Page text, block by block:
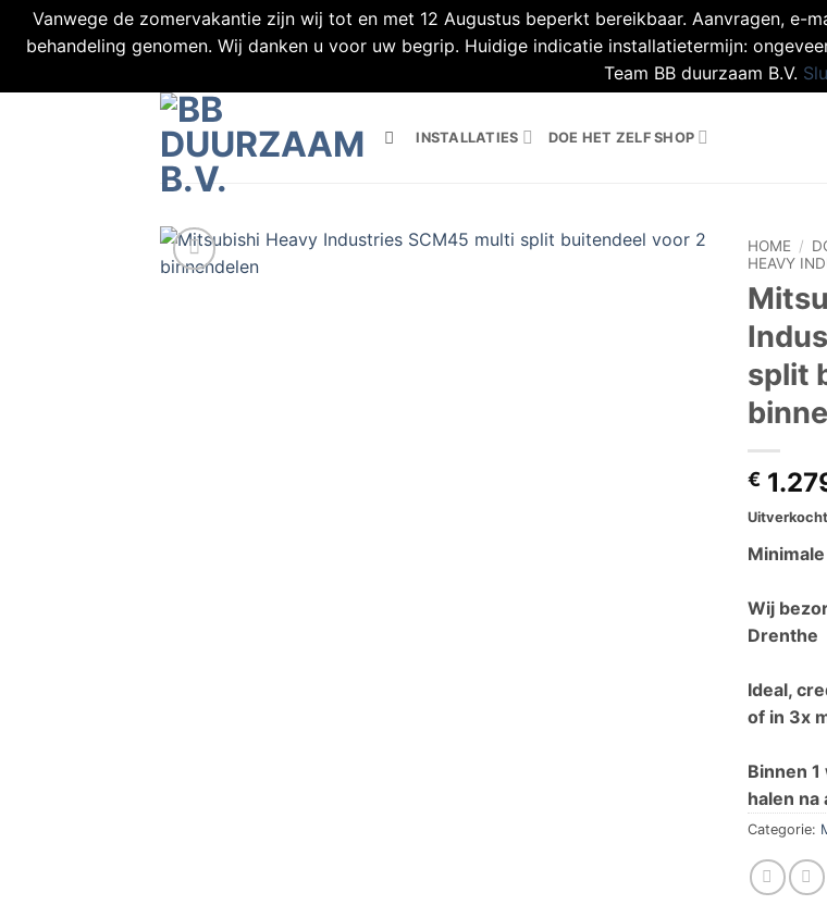
Vanwege de zomervakantie zijn wij tot en met 12 Augustus beperkt bereikbaar. Aanvragen,
behandeling genomen. Wij danken u voor uw begrip. Huidige indicatie installatietermijn:
Team BB duurzaam B.V.
INSTALLATIES DOE HET ZELF SHOP
HOME /
HEAVY
split
€
Uitverkocht
Wij
Drenthe
Ideal,
of in 3x
Binnen
halen na
Categorie: